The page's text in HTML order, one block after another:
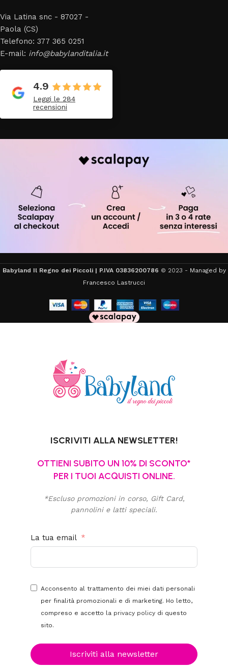
Via Latina snc - 87027 -
Paola (CS)
Telefono: 377 365 0251
E-mail: info@babylanditalia.it
4.9
Leggi le 284
recensioni
Babyland Il Regno dei Piccoli | P.IVA 03836200786 © 2023 - Managed by
Francesco Lastrucci
ISCRIVITI ALLA NEWSLETTER!
OTTIENI SUBITO UN 10% DI SCONTO*
PER I TUOI ACQUISTI ONLINE.
*Escluso promozioni in corso, Gift Card,
pannolini e latti speciali.
La tua email
Acconsento al trattamento dei miei dati personali
per finalità promozionali e di marketing. Ho letto,
compreso e accetto la privacy policy di questo
sito.
Iscriviti alla newsletter